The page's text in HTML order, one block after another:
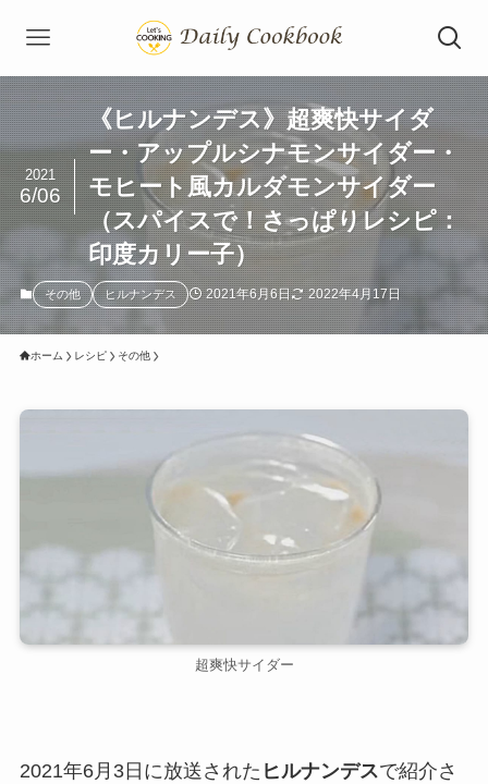
《ヒルナンデス》超爽快サイダ
ー・アップルシナモンサイダー・
モヒート風カルダモンサイダー
（スパイスで！さっぱりレシピ：
印度カリー子）
2021
6/06
その他 ヒルナンデス 2021年6月6日 2022年4月17日
ホーム レシピ その他
超爽快サイダー
2021年6月3日に放送された ヒルナンデスで紹介さ